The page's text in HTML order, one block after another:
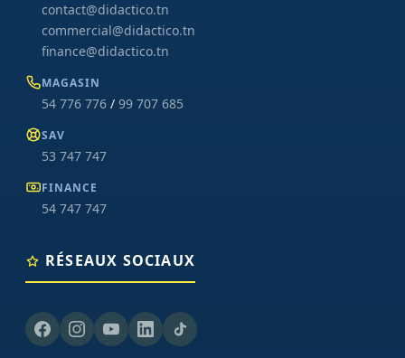
contact@didactico.tn
commercial@didactico.tn
finance@didactico.tn
MAGASIN
54 776 776 / 99 707 685
SAV
53 747 747
FINANCE
54 747 747
RÉSEAUX SOCIAUX